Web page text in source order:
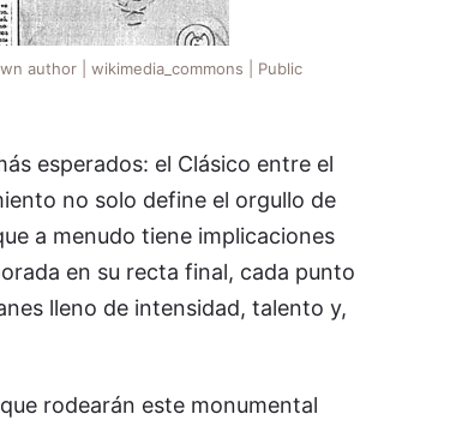
author | wikimedia_commons | Public
esperados: el Clásico entre el
no solo define el orgullo de
a menudo tiene implicaciones
en su recta final, cada punto
lleno de intensidad, talento y,
rodearán este monumental